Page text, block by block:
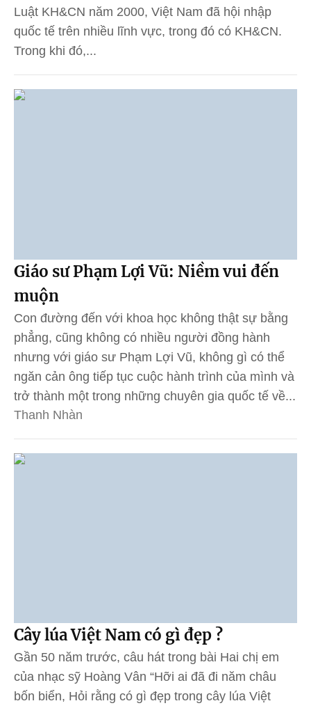
Luật KH&CN năm 2000, Việt Nam đã hội nhập
quốc tế trên nhiều lĩnh vực, trong đó có KH&CN.
Trong khi đó,...
Giáo sư Phạm Lợi Vũ: Niềm vui đến
muộn
Con đường đến với khoa học không thật sự bằng
phẳng, cũng không có nhiều người đồng hành
nhưng với giáo sư Phạm Lợi Vũ, không gì có thể
ngăn cản ông tiếp tục cuộc hành trình của mình và
trở thành một trong những chuyên gia quốc tế về...
Thanh Nhàn
Cây lúa Việt Nam có gì đẹp ?
Gần 50 năm trước, câu hát trong bài Hai chị em
của nhạc sỹ Hoàng Vân “Hỡi ai đã đi năm châu
bốn biển, Hỏi rằng có gì đẹp trong cây lúa Việt